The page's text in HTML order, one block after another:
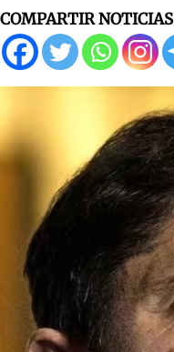
COMPARTIR NOTICIAS